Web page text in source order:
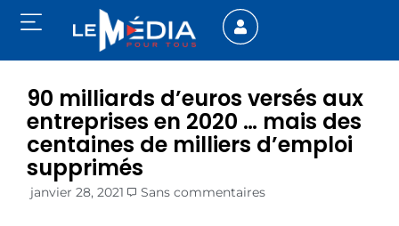
90 milliards d’euros versés aux
entreprises en 2020 … mais des
centaines de milliers d’emploi
supprimés
janvier 28, 2021 Sans commentaires